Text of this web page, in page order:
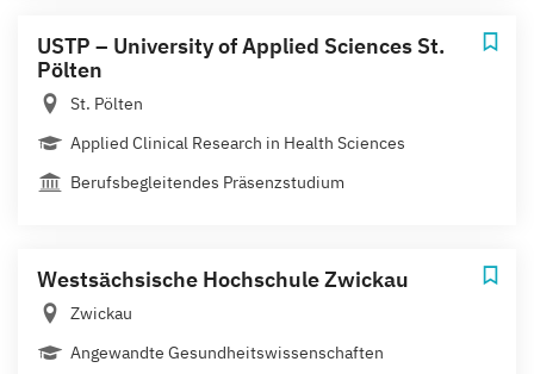
USTP – University of Applied Sciences St.
Pölten
St. Pölten
Applied Clinical Research in Health Sciences
Berufsbegleitendes Präsenzstudium
Westsächsische Hochschule Zwickau
Zwickau
Angewandte Gesundheitswissenschaften